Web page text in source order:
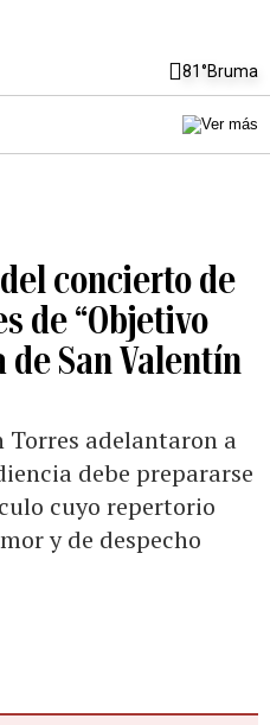
81°Bruma
concierto de
de “Objetivo
de San Valentín
Torres adelantaron a
debe prepararse
cuyo repertorio
y de despecho